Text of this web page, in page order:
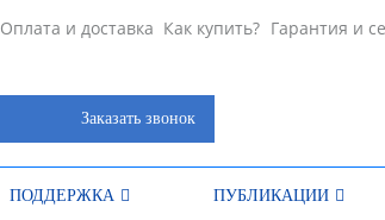
Оплата и доставка Как купить? Гарантия и
Заказать звонок
ПОДДЕРЖКА ПУБЛИКАЦИИ